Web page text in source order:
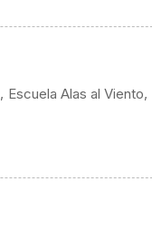
, Escuela Alas al Viento,